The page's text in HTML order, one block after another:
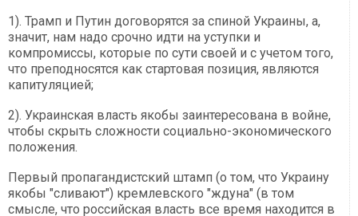
1). Трамп и Путин договорятся за спиной Украины, а,
значит, нам надо срочно идти на уступки и
компромиссы, которые по сути своей и с учетом того,
что преподносятся как стартовая позиция, являются
капитуляцией;
2). Украинская власть якобы заинтересована в войне,
чтобы скрыть сложности социально-экономического
положения.
Первый пропагандистский штамп (о том, что Украину
якобы "сливают") кремлевского "ждуна" (в том
смысле, что российская власть все время находится в